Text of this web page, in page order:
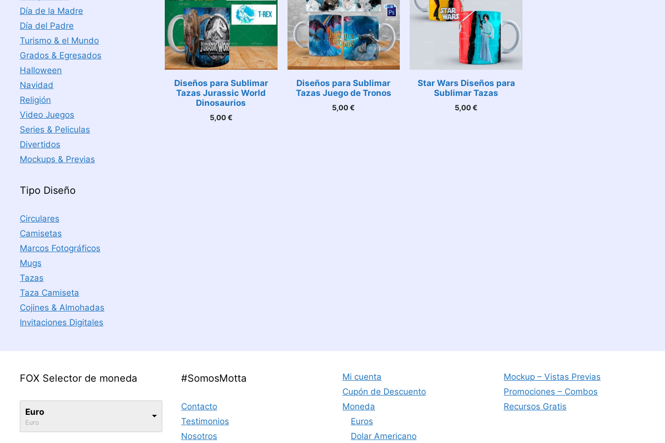
Diseños para Sublimar
Tazas Jurassic World
Dinosaurios
5,00€
Diseños para Sublimar
Tazas Juego de Tronos
5,00€
Star Wars Diseños para
Sublimar Tazas
5,00€
Día de la Madre
Día del Padre
Turismo & el Mundo
Grados & Egresados
Halloween
Navidad
Religión
Video Juegos
Series & Peliculas
Divertidos
Mockups & Previas
Tipo Diseño
Circulares
Camisetas
Marcos Fotográficos
Mugs
Tazas
Taza Camiseta
Cojines & Almohadas
Invitaciones Digitales
FOX Selector de moneda
Euro
Euro
#SomosMotta
Contacto
Testimonios
Nosotros
Mi cuenta
Cupón de Descuento
Moneda
Euros
Dolar Americano
Mockup – Vistas Previas
Promociones – Combos
Recursos Gratis